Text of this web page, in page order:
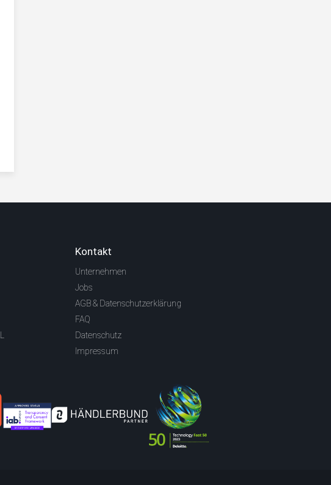
Kontakt
Unternehmen
Jobs
AGB & Datenschutzerklärung
FAQ
Datenschutz
Impressum